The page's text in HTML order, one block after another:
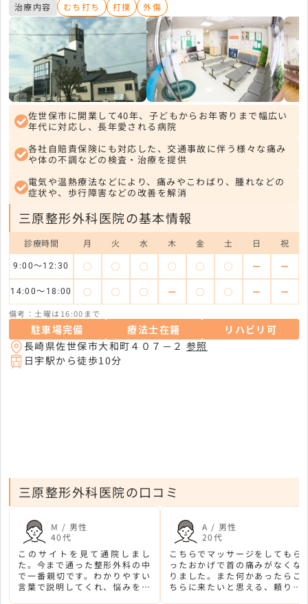
治療内容 むち打ち 打撲 外傷
佐世保市に開業して40年、子どもからお年寄りまで幅広い
年代に対応し、長年愛される病院
各社自賠責保険にも対応した、交通事故に伴う様々な痛み
や体の不調などの検査・治療を提供
電気や温熱療法などにより、痛みやこわばり、腫れなどの
症状や、歩行障害などの改善を解消
三原整形外科医院の基本情報
診療時間 月 火 水 木 金 土 日 祝
9:00〜12:30 ◯ ◯ ◯ ◯ ◯ ◯ ー ー
14:00〜18:00 ◯ ◯ ◯ ー ◯ ◯ ー ー
備考：土曜は16:00まで
駐車場完備 療法士在籍
リハビリ可
長崎県佐世保市大和町４０７－２参照
日宇駅から徒歩10分
三原整形外科医院の口コミ
M / 男性
40代
このサイトを見て通院しまし
た。今まで通った整形外科の中
で一番親切です。わかりやすい
言葉で説明してくれ、悩みを改
A / 男性
20代
こちらでマッサージをしてもら
ったおかげで首の痛みがなくな
りました。また何かあったらこ
ちらに来たいと思える、頼りに